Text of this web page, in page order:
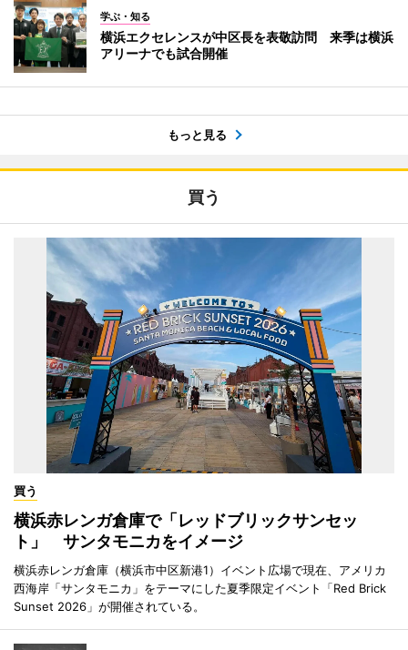
学ぶ・知る
横浜エクセレンスが中区長を表敬訪問 来季は横浜
アリーナでも試合開催
もっと見る
買う
買う
横浜赤レンガ倉庫で「レッドブリックサンセッ
ト」 サンタモニカをイメージ
横浜赤レンガ倉庫（横浜市中区新港1）イベント広場で現在、アメリカ
西海岸「サンタモニカ」をテーマにした夏季限定イベント「Red Brick
Sunset 2026」が開催されている。